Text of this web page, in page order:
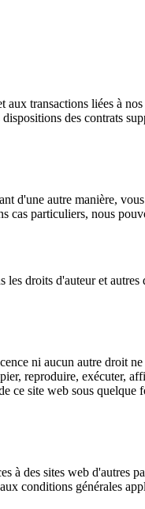
transactions liées à
des contrats
d'une autre manière,
cas particuliers, nous
droits d'auteur et
ni aucun autre droit
reproduire, exécuter,
ce site web sous
à des sites web d'autres
conditions générales